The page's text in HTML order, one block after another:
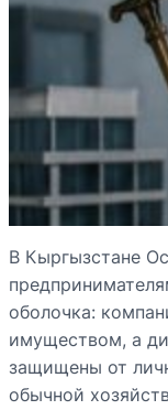
В Кыргызстане
оболочка:
имуществом, а
защищены от
обычной